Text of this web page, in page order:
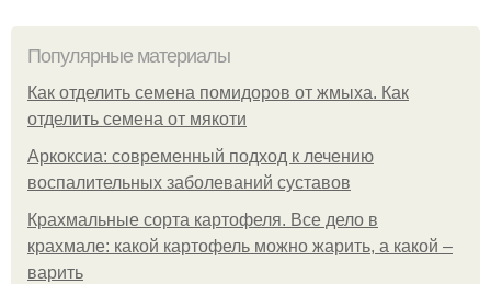
Популярные материалы
Как отделить семена помидоров от жмыха. Как
отделить семена от мякоти
Аркоксиа: современный подход к лечению
воспалительных заболеваний суставов
Крахмальные сорта картофеля. Все дело в
крахмале: какой картофель можно жарить, а какой –
варить